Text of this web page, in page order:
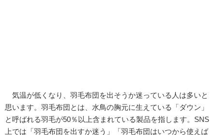
気温が低くなり、羽毛布団を出そうか迷っている人は多いと
思います。羽毛布団とは、水鳥の胸元に生えている「ダウン」
と呼ばれる羽毛が50％以上含まれている製品を指します。SNS
上では「羽毛布団を出すか迷う」「羽毛布団はいつから使えば